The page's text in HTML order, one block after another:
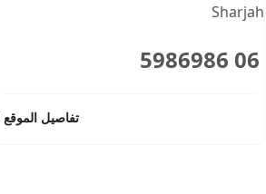
Sharjah
06 5986986
تفاصيل الموقع